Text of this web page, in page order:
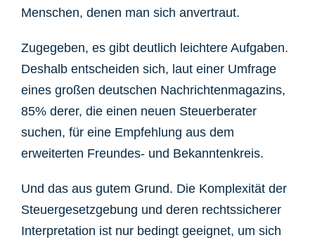
Menschen, denen man sich anvertraut.
Zugegeben, es gibt deutlich leichtere Aufgaben.
Deshalb entscheiden sich, laut einer Umfrage
eines großen deutschen Nachrichtenmagazins,
85% derer, die einen neuen Steuerberater
suchen, für eine Empfehlung aus dem
erweiterten Freundes- und Bekanntenkreis.
Und das aus gutem Grund. Die Komplexität der
Steuergesetzgebung und deren rechtssicherer
Interpretation ist nur bedingt geeignet, um sich